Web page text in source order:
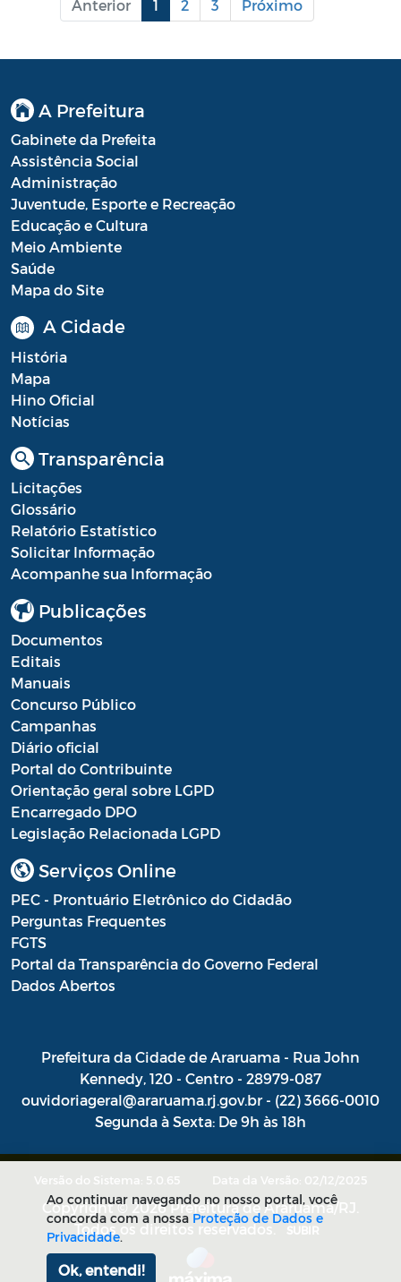
Processo Seletivo
Processo Seletivo Secretaria de Educação
Programa Araruama Universitário
Pronunciamento do Dirigente
Recursos Transferidos ao Município para
Resolução Sobre o Coronavírus COVID-19
Resoluções
Resultado Processo Seletivo de
Saúde - Balancete
Saúde - Estoques de medicamentos das
Saúde - Fila de espera por consultas
nas especialidades
Saúde - Instrumentos de Gestão do SUS
Saúde - Prestação de Contas
Comunitário de Saúde e Agente de
Combate às Endemias
Saúde - REMUME - Relação Municipal de
Medicamentos Essenciais
Saúde - Termo de opção para enfermeiros
Instauração de Processo Administrativo
Termos
Pareceres Referenciais da PGM
Portaria SEMAM
Ambiental – PROMEA
Anterior 1 2 3 Próximo
A Prefeitura
Gabinete da Prefeita
Assistência Social
Administração
Juventude, Esporte e Recreação
Educação e Cultura
Meio Ambiente
Saúde
Mapa do Site
A Cidade
História
Mapa
Hino Oficial
Notícias
Transparência
Licitações
Glossário
Relatório Estatístico
Solicitar Informação
Acompanhe sua Informação
Publicações
Documentos
Editais
Manuais
Concurso Público
Campanhas
Diário oficial
Portal do Contribuinte
Orientação geral sobre LGPD
Encarregado DPO
Legislação Relacionada LGPD
Serviços Online
PEC - Prontuário Eletrônico do Cidadão
Perguntas Frequentes
FGTS
Portal da Transparência do Governo Federal
Dados Abertos
Prefeitura da Cidade de Araruama - Rua John
Kennedy, 120 - Centro - 28979-087
ouvidoriageral@araruama.rj.gov.br - (22) 3666-0010
Segunda à Sexta: De 9h às 18h
Versão do Sistema: 5.0.65 Data da Versão: 02/12/2025
Copyright © 2026 Prefeitura de Araruama/RJ.
Todos os direitos reservados.
SUBIR
Ao continuar navegando no nosso portal, você
concorda com a nossaProteção de Dados e
Privacidade.
Ok, entendi!